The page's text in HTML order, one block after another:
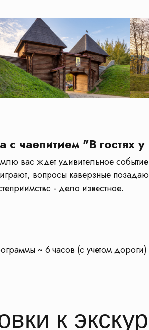
с чаепитием "В гостях
вас ждет удивительное
вопросы каверзные
- дело известное.
~ 6 часов (с учетом дороги)
к